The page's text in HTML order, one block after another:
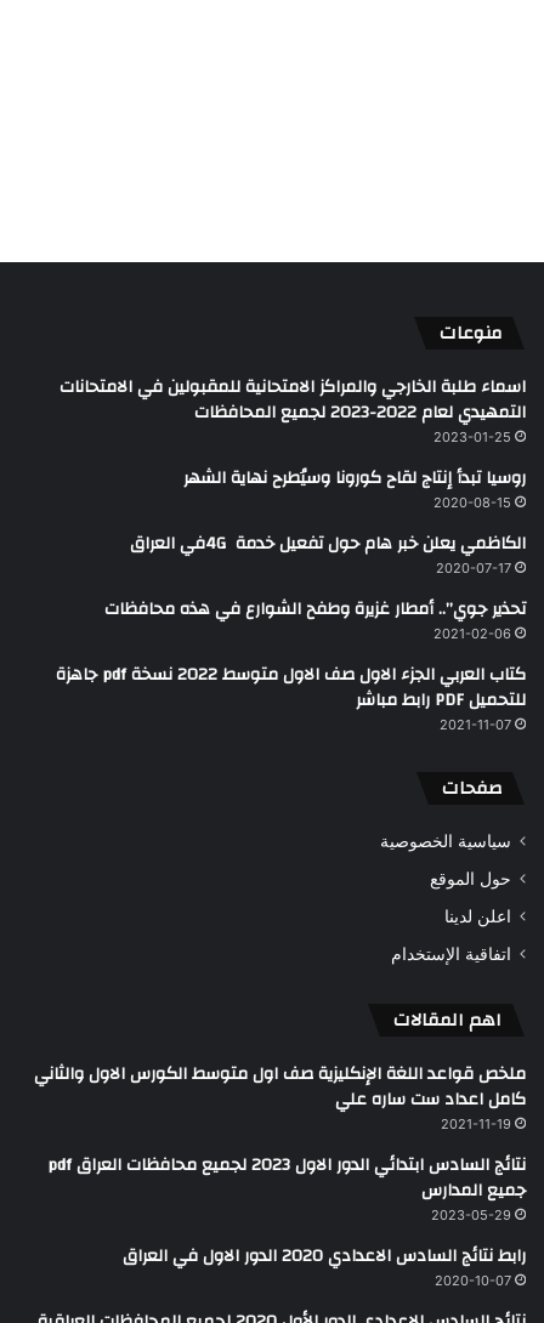
منوعات
اسماء طلبة الخارجي والمراكز الامتحانية للمقبولين في الامتحانات
التمهيدي لعام 2022-2023 لجميع المحافظات
2023-01-25
روسيا تبدأ إنتاج لقاح كورونا وسيُطرح نهاية الشهر
2020-08-15
الكاظمي يعلن خبر هام حول تفعيل خدمة 4G ‎في ‏العراق
2020-07-17
تحذير جوي”.. أمطار غزيرة وطفح الشوارع في هذه محافظات
2021-02-06
كتاب العربي الجزء الاول صف الاول متوسط 2022 نسخة pdf جاهزة
للتحميل PDF رابط مباشر
2021-11-07
صفحات
سياسية الخصوصية
حول الموقع
اعلن لدينا
اتفاقية الإستخدام
اهم المقالات
ملخص قواعد اللغة الإنكليزية صف اول متوسط الكورس الاول والثاني
كامل اعداد ست ساره علي
2021-11-19
نتائج السادس ابتدائي الدور الاول 2023 لجميع محافظات العراق pdf
جميع المدارس
2023-05-29
رابط نتائج السادس الاعدادي 2020 الدور الاول في العراق
2020-10-07